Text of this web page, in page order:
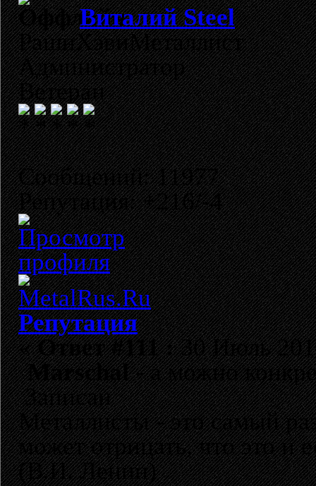
Виталий Steel
РашнХэвиМеталлист
Администратор
Ветеран
Сообщений: 11977
Репутация: +216/-4
Репутация
«Ответ #111 :30 Июль
Marschal- а можно
Записан
Металлисты - это самый
может отрицать, что это и
(В.И. Ленин)